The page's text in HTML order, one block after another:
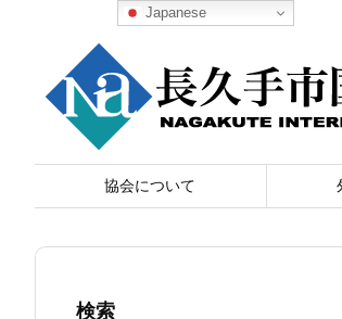
協会について
検索
Japanese